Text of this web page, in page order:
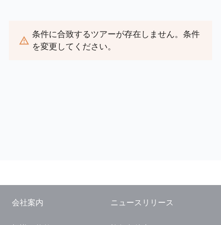
条件に合致するツアーが存在しません。条件
を変更してください。
会社案内 ニュースリリース